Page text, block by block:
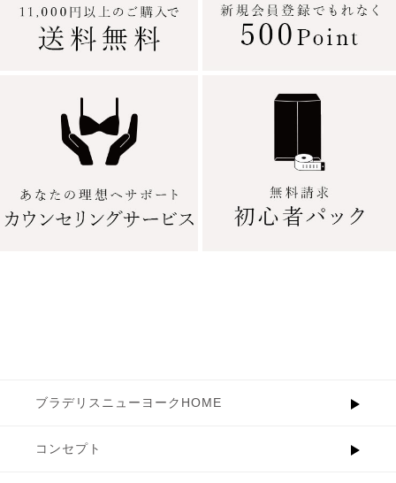
ブラデリスニューヨークHOME
コンセプト